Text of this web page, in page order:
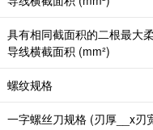
具有相同截面积的二根最大
导线横截面积 (mm²)
螺纹规格
一字螺丝刀规格 (刃厚__x刃